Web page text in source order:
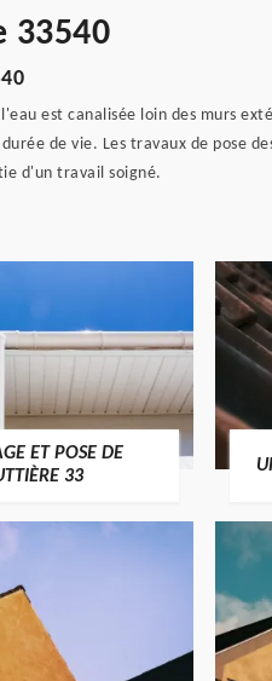
33540
est canalisée loin des murs
de vie. Les travaux de pose
d'un travail soigné.
ET POSE DE
33